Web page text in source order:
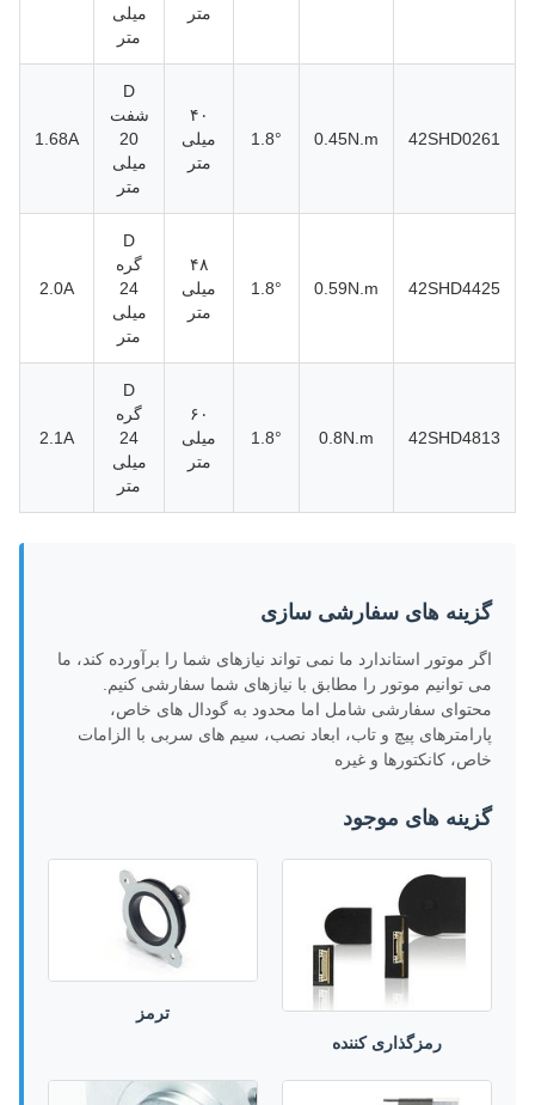
متر
میلی
متر
42SHD0261
0.45N.m
1.8°
۴۰
میلی
متر
D
شفت
20
میلی
متر
1.68A
42SHD4425
0.59N.m
1.8°
۴۸
میلی
متر
D
گره
24
میلی
متر
2.0A
42SHD4813
0.8N.m
1.8°
۶۰
میلی
متر
D
گره
24
میلی
متر
2.1A
گزینه های سفارشی سازی
اگر موتور استاندارد ما نمی تواند نیازهای شما را برآورده کند، ما
می توانیم موتور را مطابق با نیازهای شما سفارشی کنیم.
محتوای سفارشی شامل اما محدود به گودال های خاص،
پارامترهای پیچ و تاب، ابعاد نصب، سیم های سربی با الزامات
خاص، کانکتورها و غیره
گزینه های موجود
رمزگذاری کننده
ترمز